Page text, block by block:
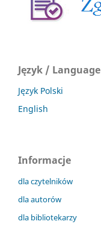
Język / Language
Język Polski
English
Informacje
dla czytelników
dla autorów
dla bibliotekarzy